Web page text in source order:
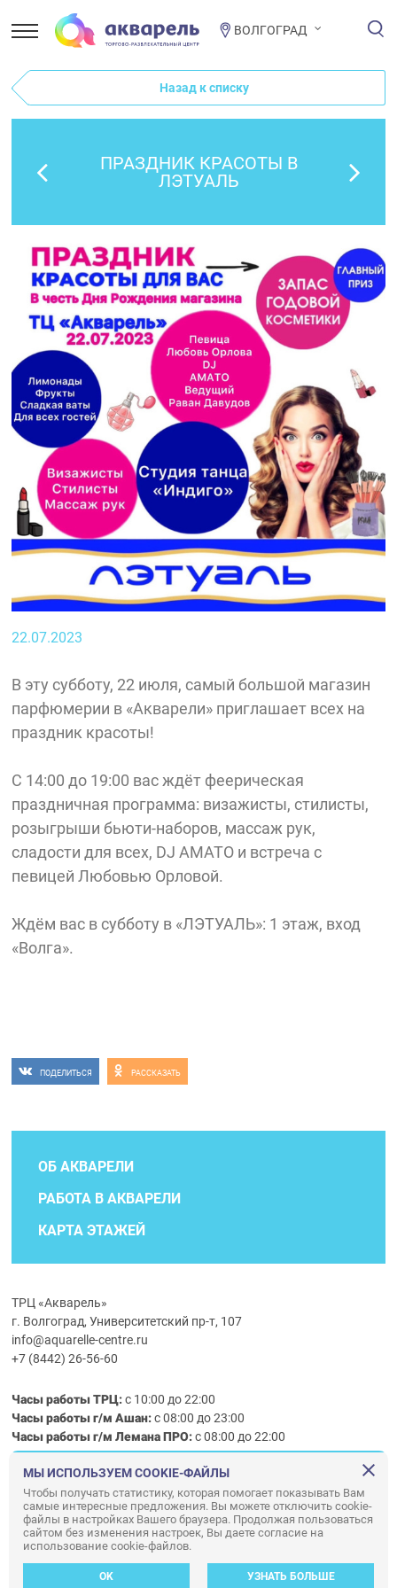
ВОЛГОГРАД
Назад к списку
ПРАЗДНИК КРАСОТЫ В
ЛЭТУАЛЬ
22.07.2023
В эту субботу, 22 июля, самый большой магазин
парфюмерии в «Акварели» приглашает всех на
праздник красоты!
С 14:00 до 19:00 вас ждёт феерическая
праздничная программа: визажисты, стилисты,
розыгрыши бьюти-наборов, массаж рук,
сладости для всех, DJ AMATO и встреча с
певицей Любовью Орловой.
Ждём вас в субботу в «ЛЭТУАЛЬ»: 1 этаж, вход
«Волга».
ПОДЕЛИТЬСЯ РАССКАЗАТЬ
ОБ АКВАРЕЛИ
РАБОТА В АКВАРЕЛИ
КАРТА ЭТАЖЕЙ
ТРЦ «Акварель»
г. Волгоград, Университетский пр-т, 107
info@aquarelle-centre.ru
+7 (8442) 26-56-60
Часы работы ТРЦ:с 10:00 до 22:00
Часы работы г/м Ашан:с 08:00 до 23:00
Часы работыг/мЛемана ПРО:с 08:00 до 22:00
Правила посещения ТРЦ «Акварель»
ООО «АКВАРЕЛЬ»
© ООО «Акварель» 2010–2026. All right reserved.
Дизайн концепция сайта —
Адаптивный дизайн и программирование —34 ВЕБ
МЫ ИСПОЛЬЗУЕМ COOKIE-ФАЙЛЫ
Чтобы получать статистику, которая помогает показывать Вам
самые интересные предложения. Вы можете отключить cookie-
файлы в настройках Вашего браузера. Продолжая пользоваться
сайтом без изменения настроек, Вы даете согласие на
использование cookie-файлов.
OK УЗНАТЬ БОЛЬШЕ